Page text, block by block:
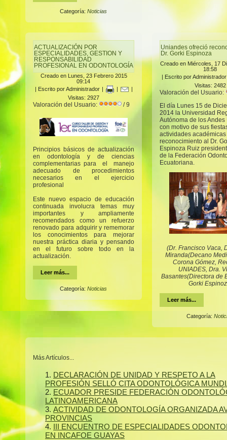
Categoría: Noticias
ACTUALIZACIÓN POR
ESPECIALIDADES, GESTION Y
RESPONSABILIDAD
PROFESIONAL EN ODONTOLOGÍA
Creado en Lunes, 23 Febrero 2015
09:14
| Escrito por Administrador | |
|
Visitas: 2927
Valoración del Usuario: / 9
Principios básicos de actualización
en odontología y de ciencias
complementarias para el manejo
adecuado de procedimientos
necesarios en el ejercicio
profesional
Este nuevo espacio de educación
continuada involucra temas muy
importantes y ampliamente
recomendados como un refuerzo
renovado para adquirir y rememorar
los conocimientos para mejorar
nuestra práctica diaria y pensando
en el futuro sobre todo en la
actualización.
Leer más...
Categoría: Noticias
Uniandes ofreció
Dr. Gorki Espinoza
Creado en Miércoles, 17
18:58
| Escrito por Administrador
Visitas: 2482
Valoración del Usuario:
El día Lunes 15 de
2014 la Universidad
Autónoma de los
con motivo de sus
actividades
reconocimiento al Dr.
Espinoza Ruiz
de la Federación
Ecuatoriana.
(Dr. Francisco Vaca,
Miranda(Decano
Corona Gómez,
UNIADES, Dra.
Basantes(Directora de
Gorki
Leer más...
Categoría:
Más Artículos...
DECLARACIÓN DE UNIDAD Y RESPETO A LA
PROFESIÓN SELLÓ CITA ODONTOLÓGICA
ECUADOR PRESIDE FEDERACIÓN
LATINOAMERICANA
ACTIVIDAD DE ODONTOLOGÍA ORGANIZADA
PROVINCIAS
III ENCUENTRO DE ESPECIALIDADES
EN INCAFOE GUAYAS